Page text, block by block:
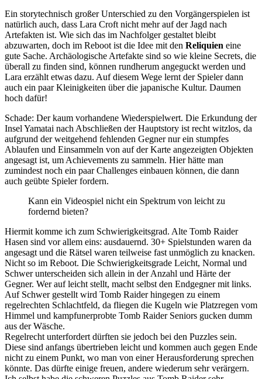
Ein storytechnisch großer Unterschied zu den Vorgängerspielen ist
natürlich auch, dass Lara Croft nicht mehr auf der Jagd nach
Artefakten ist. Wie sich das im Nachfolger gestaltet bleibt
abzuwarten, doch im Reboot ist die Idee mit den Reliquien eine
gute Sache. Archäologische Artefakte sind so wie kleine Secrets, die
überall zu finden sind, können rundherum angeguckt werden und
Lara erzählt etwas dazu. Auf diesem Wege lernt der Spieler dann
auch ein paar Kleinigkeiten über die japanische Kultur. Daumen
hoch dafür!
Schade: Der kaum vorhandene Wiederspielwert. Die Erkundung der
Insel Yamatai nach Abschließen der Hauptstory ist recht witzlos, da
aufgrund der weitgehend fehlenden Gegner nur ein stumpfes
Ablaufen und Einsammeln von auf der Karte angezeigten Objekten
angesagt ist, um Achievements zu sammeln. Hier hätte man
zumindest noch ein paar Challenges einbauen können, die dann
auch geübte Spieler fordern.
Kann ein Videospiel nicht ein Spektrum von leicht zu
fordernd bieten?
Hiermit komme ich zum Schwierigkeitsgrad. Alte Tomb Raider
Hasen sind vor allem eins: ausdauernd. 30+ Spielstunden waren da
angesagt und die Rätsel waren teilweise fast unmöglich zu knacken.
Nicht so im Reboot. Die Schwierigkeitsgrade Leicht, Normal und
Schwer unterscheiden sich allein in der Anzahl und Härte der
Gegner. Wer auf leicht stellt, macht selbst den Endgegner mit links.
Auf Schwer gestellt wird Tomb Raider hingegen zu einem
regelrechten Schlachtfeld, da fliegen die Kugeln wie Platzregen vom
Himmel und kampfunerprobte Tomb Raider Seniors gucken dumm
aus der Wäsche.
Regelrecht unterfordert dürften sie jedoch bei den Puzzles sein.
Diese sind anfangs übertrieben leicht und kommen auch gegen Ende
nicht zu einem Punkt, wo man von einer Herausforderung sprechen
könnte. Das dürfte einige freuen, andere wiederum sehr verärgern.